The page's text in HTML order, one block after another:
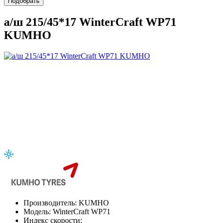
а/ш 215/45*17 WinterCraft WP71
KUMHO
Производитель: KUMHO
Модель: WinterCraft WP71
Индекс скорости: